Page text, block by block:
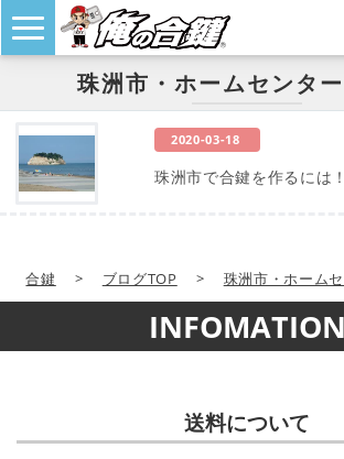
珠洲市・ホームセンタ
2020-03-18
珠洲市で合鍵を作るには
合鍵 > ブログTOP > 珠洲市・ホーム
INFOMATION
送料について